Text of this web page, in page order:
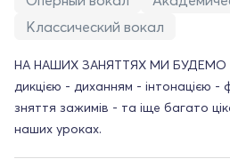
Классический вокал
НА НАШИХ ЗАНЯТТЯХ МИ
дикцією - диханням - інтонацією -
зняття зажимів - та іще багато
наших уроках.